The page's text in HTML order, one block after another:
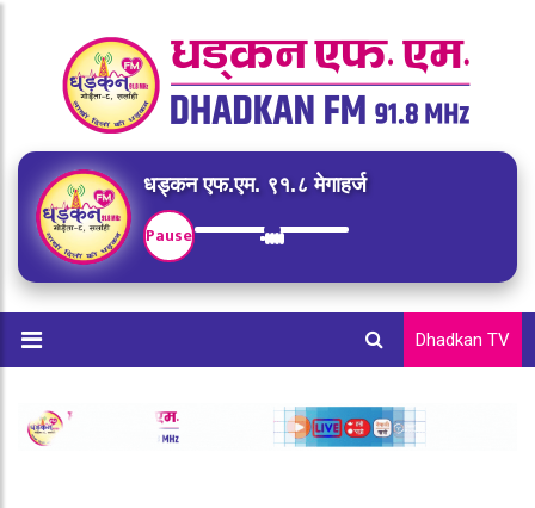
धड्कन एफ.एम. ९१.८ मेगाहर्ज
Pause
Dhadkan TV